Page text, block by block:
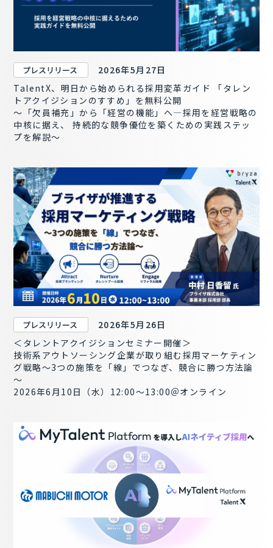
プレスリリース
2026年5月27日
TalentX、明日から始められる採用変革ガイド 「タレン
トアクイジションのすすめ」を無料公開
〜「欠員補充」から「経営の機能」へ―採用を経営戦略の
中核に据え、 持続的な競争優位を築くための実践ステッ
プを解説〜
プレスリリース
2026年5月26日
＜タレントアクイジションセミナー開催＞
技術系アウトソーシング企業が取り組む採用マーケティン
グ戦略～3つの施策を「線」でつなぎ、競合に勝つ方法論
～
2026年6月10日（水）12:00～13:00＠オンライン